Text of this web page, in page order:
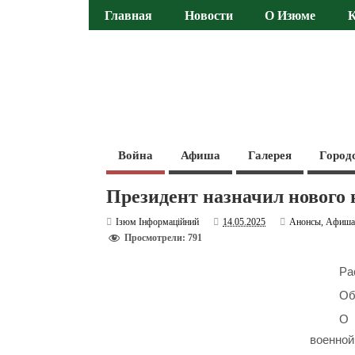
Главная Новости О Изюме
Война Афиша Галерея
Президент назначил
Ізюм Інформаційний 14.05.2025 Анонсы,Афиша
Просмотрели: 791
О